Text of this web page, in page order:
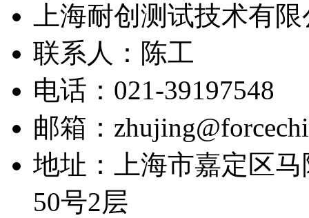
上海耐创测试技术有
联系人：陈工
电话：021-39197548
邮箱：
地址：上海市嘉定区
50号2层